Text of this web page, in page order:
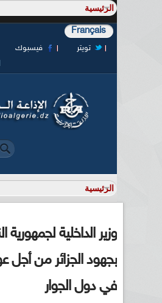
Français
فيسبوك
تويتر
وزير الداخلية لجمهورية
بجهود الجزائر من أجل
في دول الجوار